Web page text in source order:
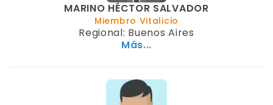
MARINO HÉCTOR SALVADOR
Miembro Vitalicio
Regional: Buenos Aires
Más...